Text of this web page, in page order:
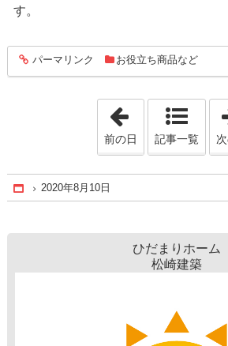
す。
entry336
パーマリンク お役立ち商品など
「2020年8月 9
前の日 記事一覧
Home
2020年8月10日
ひだまりホーム
松崎建築